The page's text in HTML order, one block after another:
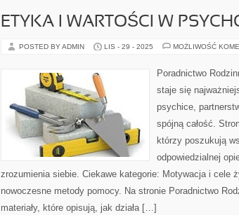
ETYKA I WARTOŚCI W
POSTED BY ADMIN LIS - 29 - 2025 MOŻLIWOŚĆ
Poradnictwo
staje się
psychice,
spójną całość.
którzy poszukują
odpowiedzialnej
zrozumienia siebie. Ciekawe kategorie: Motywacja i cele
nowoczesne metody pomocy. Na stronie Poradnictwo
materiały, które opisują, jak działa […]